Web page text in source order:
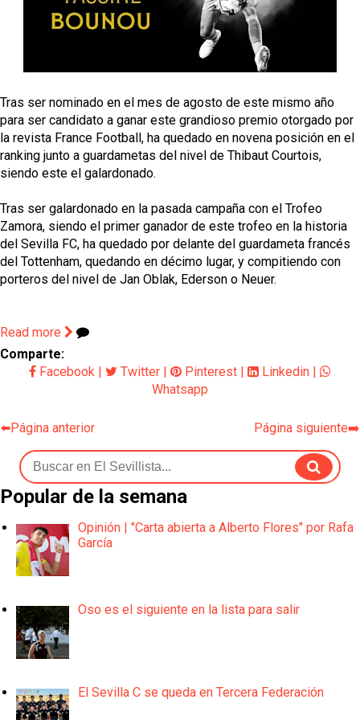
El Sevilla oficializa el traspaso de Sow
Miguel Sierra: La temporada pasada se vio
reflejado que podemos tirar para delante y
OFICIAL | Alberto Flores se marcha traspasado al
Granada CF
El Levante UD no descarta vender a Carlos Álvarez
El Sevilla FC trabaja en la contratación de George
Ilenikhena
Tras ser nominado en el mes de agosto de este mismo año
para ser candidato a ganar este grandioso premio otorgado por
la revista France Football, ha quedado en novena posición en el
ranking junto a guardametas del nivel de Thibaut Courtois,
siendo este el galardonado.
Tras ser galardonado en la pasada campaña con el Trofeo
Zamora, siendo el primer ganador de este trofeo en la historia
del Sevilla FC, ha quedado por delante del guardameta francés
del Tottenham, quedando en décimo lugar, y compitiendo con
porteros del nivel de Jan Oblak, Ederson o Neuer.
Read more
Comparte:
Facebook
Twitter Pinterest Linkedin
Whatsapp
⬅️Página anterior Página siguiente➡️
Popular de la semana
Opinión | "Carta abierta a Alberto Flores" por Rafa
García
Oso es el siguiente en la lista para salir
El Sevilla C se queda en Tercera Federación